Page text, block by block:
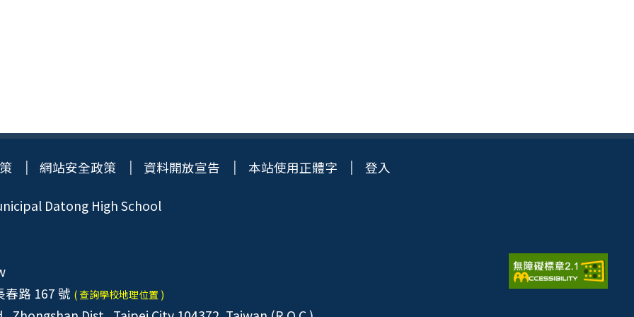
網站安全政策 資料開放宣告 本站使用正體字 登入
Datong High School
路 167 號 ( 查詢學校地理位置 )